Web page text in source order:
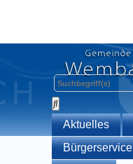
Aktuelles
Bürgerservice